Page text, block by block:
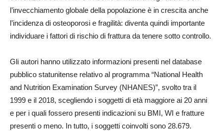
l’invecchiamento globale della popolazione è in crescita anche
l’incidenza di osteoporosi e fragilità: diventa quindi importante
individuare i fattori di rischio di frattura da tenere sotto controllo.
Gli autori hanno utilizzato informazioni presenti nel database
pubblico statunitense relativo al programma “National Health
and Nutrition Examination Survey (NHANES)”, svolto tra il
1999 e il 2018, scegliendo i soggetti di età maggiore ai 20 anni
e per i quali fossero presenti indicazioni su BMI, WI e fratture
presenti o meno. In tutto, i soggetti coinvolti sono 28.679.